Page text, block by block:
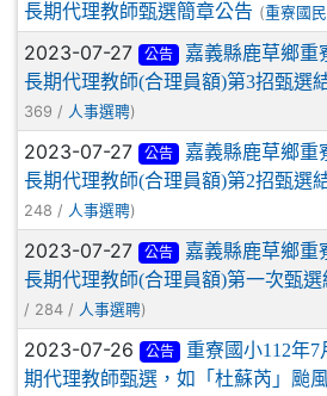
長期代理教師甄選簡章公告 (重寮國
2023-07-27 公告
嘉義縣鹿草鄉重
長期代理教師(合理員額)第3招甄選
369 / 人事選聘)
2023-07-27 公告
嘉義縣鹿草鄉重
長期代理教師(合理員額)第2招甄選
248 / 人事選聘)
2023-07-27 公告
嘉義縣鹿草鄉重
長期代理教師(合理員額)第一次甄選
/ 284 / 人事選聘)
2023-07-26 公告
重寮國小112年
期代理教師甄選，如「杜蘇芮」颱